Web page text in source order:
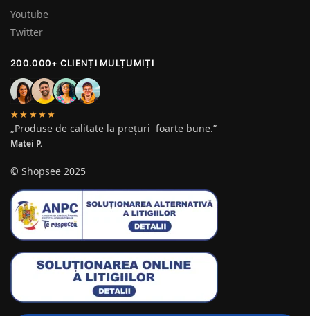
Youtube
Twitter
200.000+ CLIENȚI MULȚUMIȚI
★★★★★
„Produse de calitate la prețuri foarte bune.”
Matei P.
© Shopsee 2025